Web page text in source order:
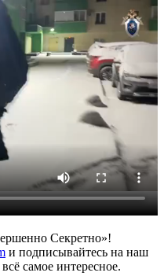
Секретно»!
и подписывайтесь на наш
самое интересное.